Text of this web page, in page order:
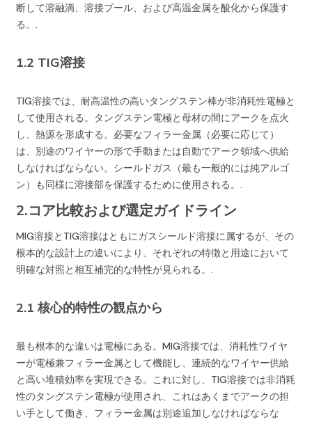
断して溶融滴、溶接プール、および高温金属を酸化から保護す
る。.
1.2 TIG溶接
TIG溶接では、耐高温性の高いタングステン棒が非消耗性電極と
して使用される。タングステン電極と母材の間にアークを点火
し、熱源を形成する。必要なフィラー金属（必要に応じて）
は、別途のワイヤーの形で手動または自動でアーク領域へ供給
しなければならない。シールドガス（最も一般的には純アルゴ
ン）も同様に溶接部を保護するために使用される。.
2.コア比較および選定ガイドライン
MIG溶接とTIG溶接はともにガスシールド溶接に属するが、その
根本的な設計上の違いにより、それぞれの特徴と用途において
明確な対照と相互補完的な特性が見られる。.
2.1 核心的特性の観点から
最も根本的な違いは電極にある。MIG溶接では、消耗性ワイヤ
ーが電極兼フィラー金属として機能し、連続的なワイヤー供給
と高い堆積効率を実現できる。これに対し、TIG溶接では非消耗
性のタングステン電極が使用され、これはあくまでアークの担
い手として働き、フィラー金属は別途追加しなければならな